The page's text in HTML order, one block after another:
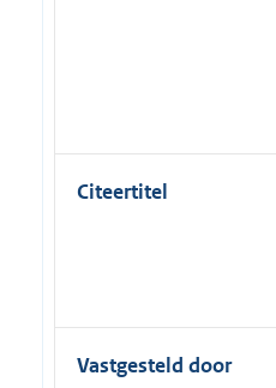
Citeertitel
Vastgesteld door